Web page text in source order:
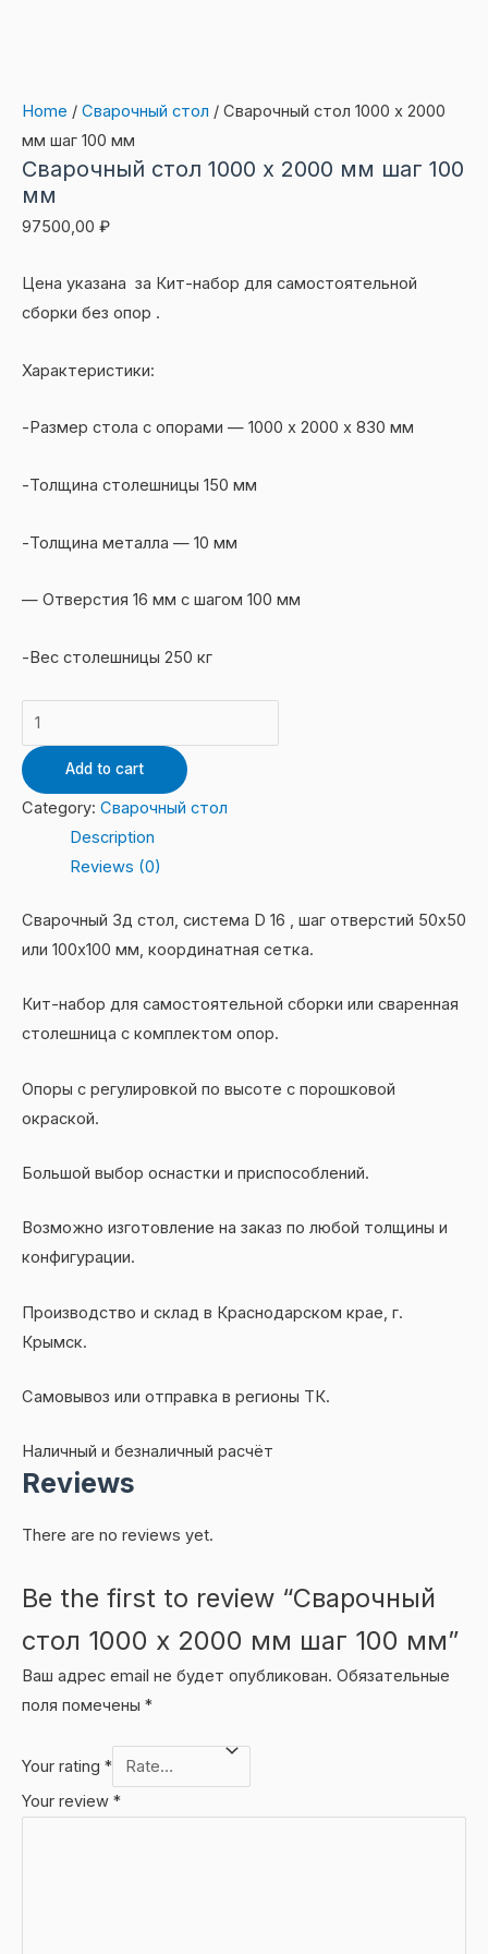
Home / Сварочный стол / Сварочный стол 1000 х 2000
мм шаг 100 мм
Сварочный стол 1000 х 2000 мм шаг 100
мм
97500,00 ₽
Цена указана за Кит-набор для самостоятельной
сборки без опор .
Характеристики:
-Размер стола с опорами — 1000 х 2000 х 830 мм
-Толщина столешницы 150 мм
-Толщина металла — 10 мм
— Отверстия 16 мм с шагом 100 мм
-Вес столешницы 250 кг
Сварочный
стол
1000
х
100
мм
Add to cart
Category: Сварочный стол
Description
Reviews (0)
Сварочный 3д стол, система D 16 , шаг отверстий 50х50
или 100х100 мм, координатная сетка.
Кит-набор для самостоятельной сборки или сваренная
столешница с комплектом опор.
Опоры с регулировкой по высоте с порошковой
окраской.
Большой выбор оснастки и приспособлений.
Возможно изготовление на заказ по любой толщины и
конфигурации.
Производство и склад в Краснодарском крае, г.
Крымск.
Самовывоз или отправка в регионы ТК.
Наличный и безналичный расчёт
Reviews
There are no reviews yet.
Be the first to review “Сварочный
стол 1000 х 2000 мм шаг 100 мм”
Ваш адрес email не будет опубликован. Обязательные
поля помечены *
Your rating *
Your review *